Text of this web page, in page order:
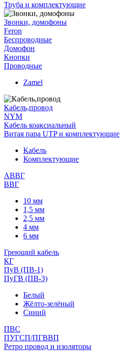
Труба и комплектующие
Звонки, домофоны
Feron
Беспроводные
Домофон
Кнопки
Проводные
Zamel
Кабель,провод
NYM
Кабель коаксиальный
Витая пара UTP и комплектующие
Кабель
Комплектующие
АВВГ
ВВГ
10 мм
1,5 мм
2,5 мм
4 мм
6 мм
Греющий кабель
КГ
ПуВ (ПВ-1)
ПуГВ (ПВ-3)
Белый
Жёлто-зелёный
Синий
ПВС
ПУГСП/ПГВВП
Ретро провод и изоляторы